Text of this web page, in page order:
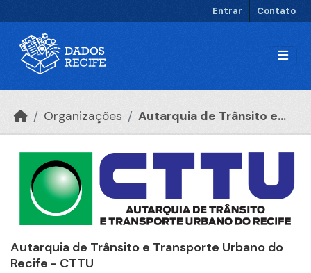
Entrar Contato
Organizações Autarquia de Trânsito e...
Autarquia de Trânsito e Transporte Urbano do
Recife - CTTU